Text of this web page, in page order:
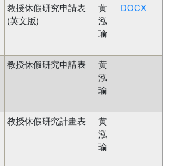
教授休假研究申請表
(英文版)
黄
泓
瑜
DOCX
教授休假研究申請表
黄
泓
瑜
教授休假研究計畫表
黄
泓
瑜